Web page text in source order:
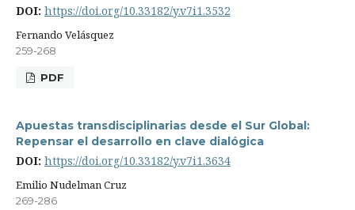
DOI: https://doi.org/10.33182/y.v7i1.3532
Fernando Velásquez
259-268
PDF
Apuestas transdisciplinarias desde el Sur Global:
Repensar el desarrollo en clave dialógica
DOI: https://doi.org/10.33182/y.v7i1.3634
Emilio Nudelman Cruz
269-286